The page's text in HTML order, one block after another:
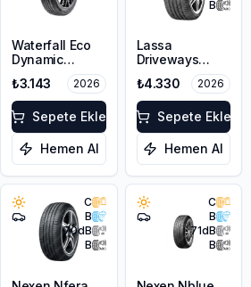
Waterfall Eco
Dynamic
205/45R17 88W
XL
₺3.143 2026
Sepete Ekle
Hemen Al
B
Lassa
Driveways
225/45R17 94Y
XL
₺4.330 2026
Sepete Ekle
Hemen Al
C
B
70dB
B
C
B
71dB
B